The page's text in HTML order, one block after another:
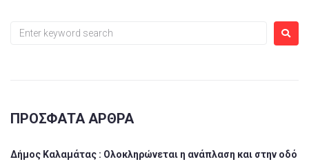
ΠΡΌΣΦΑΤΑ ΆΡΘΡΑ
Δήμος Καλαμάτας : Ολοκληρώνεται η ανάπλαση και στην οδό